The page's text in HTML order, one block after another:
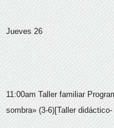
Jueves 26
11:00am Taller familiar
sombra» (3-6)[Taller